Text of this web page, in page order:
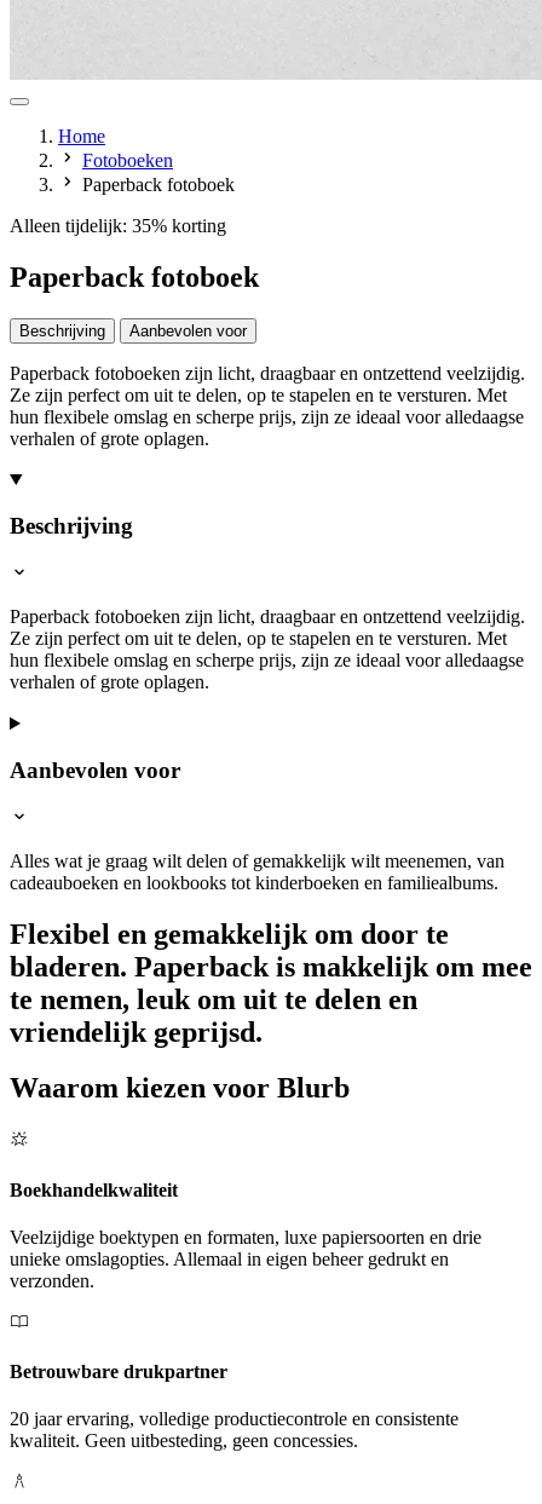
Home
Fotoboeken
Paperback fotoboek
Alleen tijdelijk: 35% korting
Paperback fotoboek
Beschrijving Aanbevolen voor
Paperback fotoboeken zijn licht, draagbaar en ontzettend veelzijdig.
Ze zijn perfect om uit te delen, op te stapelen en te versturen. Met
hun flexibele omslag en scherpe prijs, zijn ze ideaal voor alledaagse
verhalen of grote oplagen.
Beschrijving
Paperback fotoboeken zijn licht, draagbaar en ontzettend veelzijdig.
Ze zijn perfect om uit te delen, op te stapelen en te versturen. Met
hun flexibele omslag en scherpe prijs, zijn ze ideaal voor alledaagse
verhalen of grote oplagen.
Aanbevolen voor
Alles wat je graag wilt delen of gemakkelijk wilt meenemen, van
cadeauboeken en lookbooks tot kinderboeken en familiealbums.
Flexibel en gemakkelijk om door te
bladeren. Paperback is makkelijk om mee
te nemen, leuk om uit te delen en
vriendelijk geprijsd.
Waarom kiezen voor Blurb
Boekhandelkwaliteit
Veelzijdige boektypen en formaten, luxe papiersoorten en drie
unieke omslagopties. Allemaal in eigen beheer gedrukt en
verzonden.
Betrouwbare drukpartner
20 jaar ervaring, volledige productiecontrole en consistente
kwaliteit. Geen uitbesteding, geen concessies.